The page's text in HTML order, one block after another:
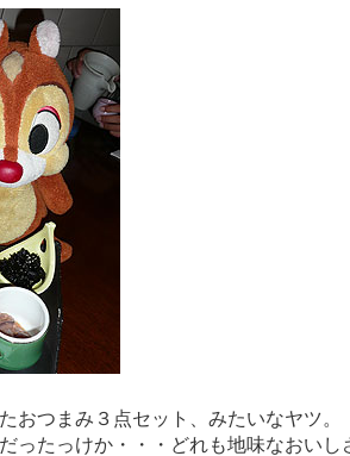
おつまみ３点セット、みたいなヤツ。
ったっけか・・・どれも地味なおいし